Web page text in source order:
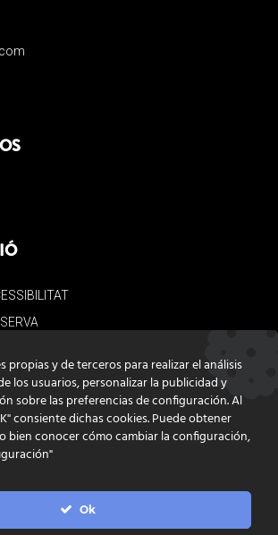
propias y de terceros para realizar el análisis
los usuarios, personalizar la publicidad y
sobre las preferencias de configuración. Al
consiente dichas cookies. Puede obtener
bien conocer cómo cambiar la configuración,
Ok